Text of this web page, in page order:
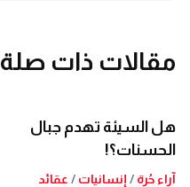
مقالات ذات صلة
هل السيئة تهدم جبال
الحسنات؟!
آراء حُرة / إنسانيات / عقائد